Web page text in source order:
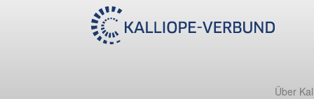
Über